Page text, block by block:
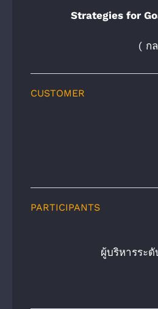
Strategies for
( ก
CUSTOMER
PARTICIPANTS
ผู้บริหารระ